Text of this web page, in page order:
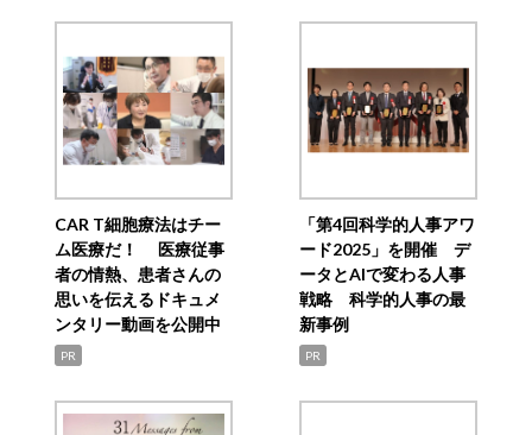
CAR T細胞療法はチー
ム医療だ！ 医療従事
者の情熱、患者さんの
思いを伝えるドキュメ
ンタリー動画を公開中
PR
「第4回科学的人事アワ
ード2025」を開催 デ
ータとAIで変わる人事
戦略 科学的人事の最
新事例
PR